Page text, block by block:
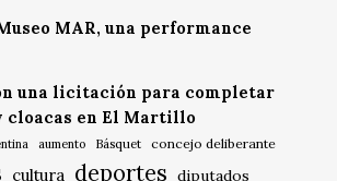
MAR, una performance
una licitación para completar
cloacas en El Martillo
aumento Básquet concejo deliberante
cultura deportes diputados